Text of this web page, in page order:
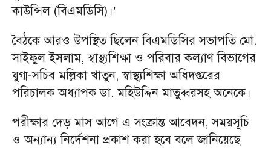
কাউন্সিল (বিএমডিসি)।’
বৈঠকে আরও উপস্থিত ছিলেন বিএমডিসির সভাপতি মো.
সাইফুল ইসলাম, স্বাস্থ্যশিক্ষা ও পরিবার কল্যাণ বিভাগের
যুগ্ম-সচিব মল্লিকা খাতুন, স্বাস্থ্যশিক্ষা অধিদপ্তরের
পরিচালক অধ্যাপক ডা. মহিউদ্দিন মাতুব্বরসহ অনেকে।
পরীক্ষার দেড় মাস আগে এ সংক্রান্ত আবেদন, সময়সূচি
ও অন্যান্য নির্দেশনা প্রকাশ করা হবে বলে জানিয়েছে